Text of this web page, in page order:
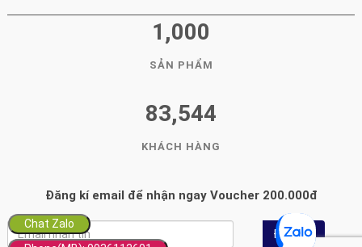
1,000
SẢN PHẨM
83,544
KHÁCH HÀNG
Đăng kí email để nhận ngay Voucher 200.000đ
Đăng ký
Chat Zalo